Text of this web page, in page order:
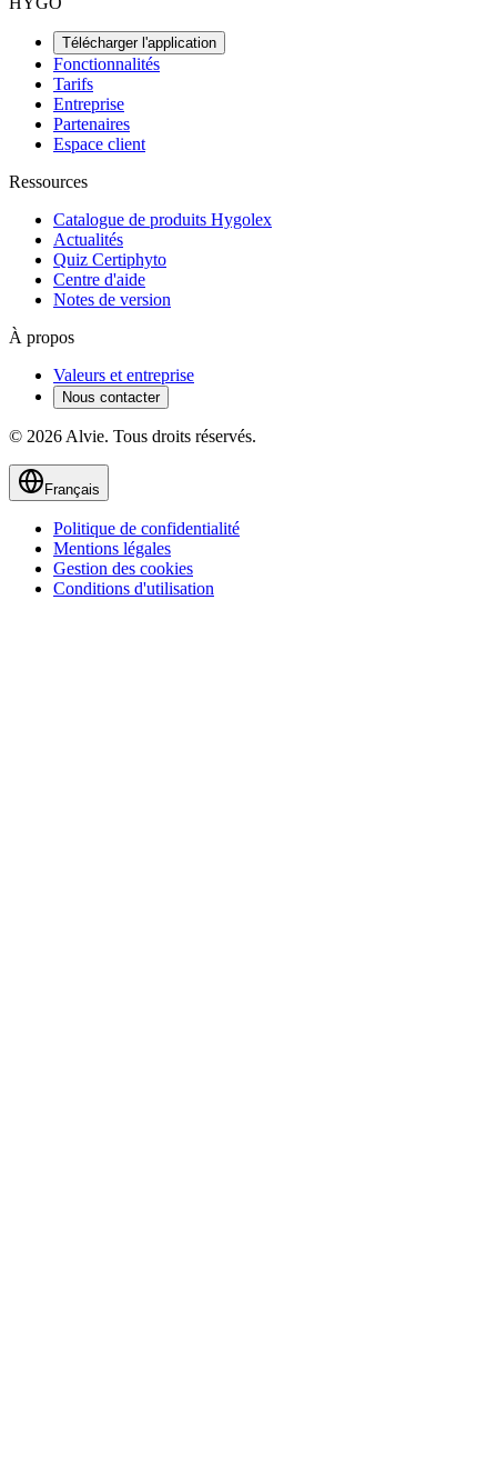
Télécharger l'application
Fonctionnalités
Tarifs
Entreprise
Partenaires
Espace client
Ressources
Catalogue de produits Hygolex
Actualités
Quiz Certiphyto
Centre d'aide
Notes de version
À propos
Valeurs et entreprise
Nous contacter
© 2026 Alvie. Tous droits réservés.
Français
Politique de confidentialité
Mentions légales
Gestion des cookies
Conditions d'utilisation